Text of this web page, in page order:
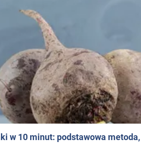
w 10 minut: podstawowa